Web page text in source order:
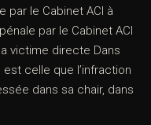
le Cabinet ACI à
par le Cabinet ACI
victime directe Dans
celle que l’infraction
dans sa chair, dans